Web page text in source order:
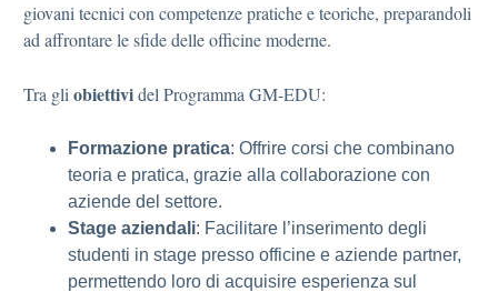
giovani tecnici con competenze pratiche e teoriche, preparandoli
ad affrontare le sfide delle officine moderne.
Tra gli obiettividel Programma GM-EDU:
Formazione pratica: Offrire corsi che combinano
teoria e pratica, grazie alla collaborazione con
aziende del settore.
Stage aziendali: Facilitare l’inserimento degli
studenti in stage presso officine e aziende partner,
permettendo loro di acquisire esperienza sul